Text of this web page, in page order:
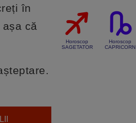
în
că
Horoscop
SAGETATOR
Horoscop
CAPRICORN